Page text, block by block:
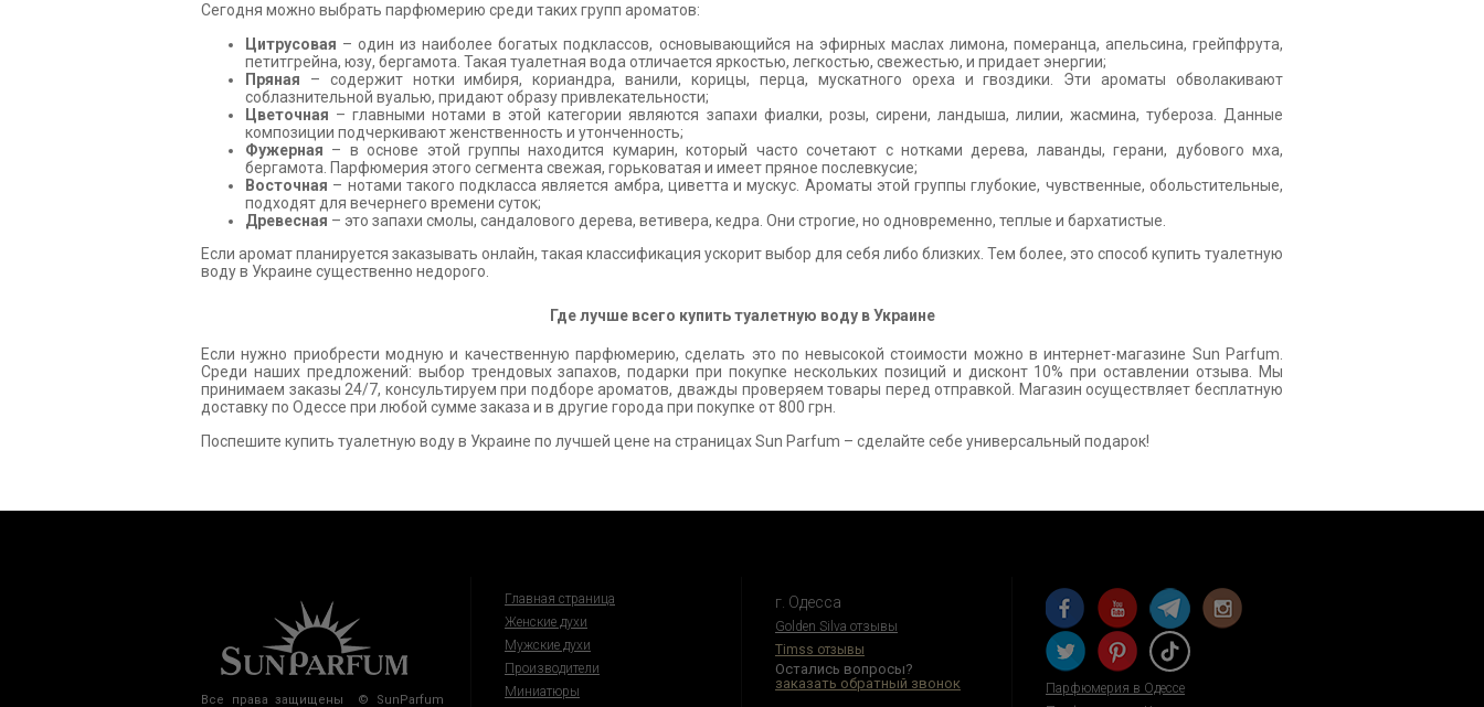
Сегодня можно выбрать парфюмерию среди таких групп ароматов:
Цитрусовая – один из наиболее богатых подклассов, основывающийся на эфирных маслах лимона, померанца, апельсина, грейпфрута,
петитгрейна, юзу, бергамота. Такая туалетная вода отличается яркостью, легкостью, свежестью, и придает энергии;
Пряная – содержит нотки имбиря, кориандра, ванили, корицы, перца, мускатного ореха и гвоздики. Эти ароматы обволакивают
соблазнительной вуалью, придают образу привлекательности;
Цветочная – главными нотами в этой категории являются запахи фиалки, розы, сирени, ландыша, лилии, жасмина, тубероза. Данные
композиции подчеркивают женственность и утонченность;
Фужерная – в основе этой группы находится кумарин, который часто сочетают с нотками дерева, лаванды, герани, дубового мха,
бергамота. Парфюмерия этого сегмента свежая, горьковатая и имеет пряное послевкусие;
Восточная – нотами такого подкласса является амбра, циветта и мускус. Ароматы этой группы глубокие, чувственные, обольстительные,
подходят для вечернего времени суток;
Древесная – это запахи смолы, сандалового дерева, ветивера, кедра. Они строгие, но одновременно, теплые и бархатистые.
Если аромат планируется заказывать онлайн, такая классификация ускорит выбор для себя либо близких. Тем более, это способ купить туалетную
воду в Украине существенно недорого.
Где лучше всего купить туалетную воду в Украине
Если нужно приобрести модную и качественную парфюмерию, сделать это по невысокой стоимости можно в интернет-магазине Sun Parfum.
Среди наших предложений: выбор трендовых запахов, подарки при покупке нескольких позиций и дисконт 10% при оставлении отзыва. Мы
принимаем заказы 24/7, консультируем при подборе ароматов, дважды проверяем товары перед отправкой. Магазин осуществляет бесплатную
доставку по Одессе при любой сумме заказа и в другие города при покупке от 800 грн.
Поспешите купить туалетную воду в Украине по лучшей цене на страницах Sun Parfum – сделайте себе универсальный подарок!
Все права защищены © SunParfum
Главная страница
Женские духи
Мужские духи
Производители
Миниатюры
г. Одесса
Golden Silva отзывы
Timss отзывы
Остались вопросы?
заказать обратный звонок
Парфюмерия в Одессе